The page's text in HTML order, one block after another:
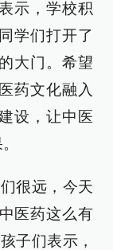
示，学校积
学们打开了
大门。希望
药文化融入
设，让中医
很远，今天
医药这么有
子们表示，